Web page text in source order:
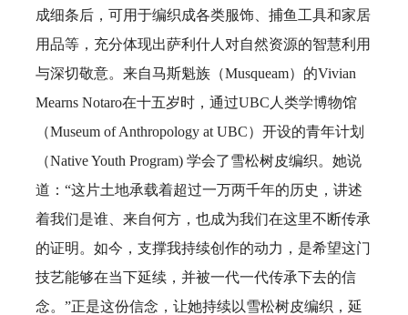
成细条后，可用于编织成各类服饰、捕鱼工具和家居
用品等，充分体现出萨利什人对自然资源的智慧利用
与深切敬意。来自马斯魁族（Musqueam）的Vivian
Mearns Notaro在十五岁时，通过UBC人类学博物馆
（Museum of Anthropology at UBC）开设的青年计划
（Native Youth Program) 学会了雪松树皮编织。她说
道：“这片土地承载着超过一万两千年的历史，讲述
着我们是谁、来自何方，也成为我们在这里不断传承
的证明。如今，支撑我持续创作的动力，是希望这门
技艺能够在当下延续，并被一代一代传承下去的信
念。”正是这份信念，让她持续以雪松树皮编织，延